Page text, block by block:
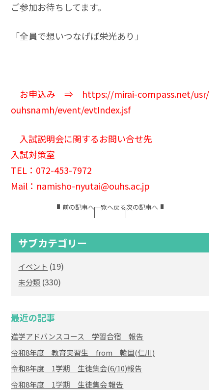
ご参加お待ちしてます。
「全員で想いつなげば栄光あり」
お申込み ⇒ https://mirai-compass.net/usr/
ouhsnamh/event/evtIndex.jsf
入試説明会に関するお問い合せ先
入試対策室
TEL：072-453-7972
Mail：namisho-nyutai@ouhs.ac.jp
前の記事へ一覧へ戻る次の記事へ
サブカテゴリー
イベント (19)
未分類 (330)
最近の記事
進学アドバンスコース 学習合宿 報告
令和8年度 教育実習生 from 韓国(仁川)
令和8年度 1学期 生徒集会(6/10)報告
令和8年度 1学期 生徒集会 報告